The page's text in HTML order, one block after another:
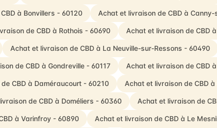
à Bonvillers - 60120 Achat et livraison de CBD à
de CBD à Rothois - 60690 Achat et livraison de CBD
Achat et livraison de CBD à La Neuville-sur-Ressons - 60490
de CBD à Gondreville - 60117 Achat et livraison de CBD
CBD à Daméraucourt - 60210 Achat et livraison de CBD
de CBD à Doméliers - 60360 Achat et livraison de
à Varinfroy - 60890 Achat et livraison de CBD à Le